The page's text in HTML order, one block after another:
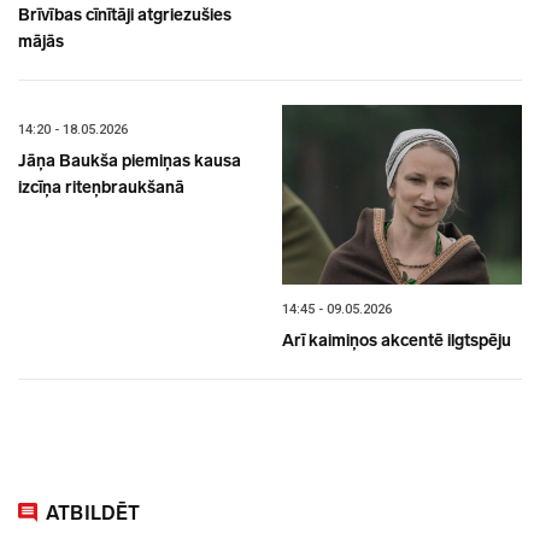
Brīvības cīnītāji atgriezušies
mājās
14:20 - 18.05.2026
Jāņa Baukša piemiņas kausa
izcīņa riteņbraukšanā
14:45 - 09.05.2026
Arī kaimiņos akcentē ilgtspēju
ATBILDĒT